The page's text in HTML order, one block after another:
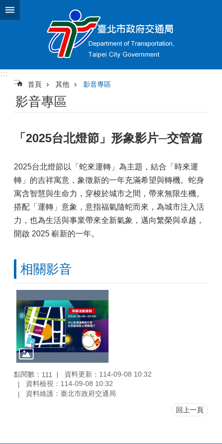
跳到主要內容區塊
:::
:::
首頁 其他 影音專區
影音專區
「2025台北燈節」形象影片─交管篇
2025台北燈節以「蛇來運轉」為主題，結合「時來運
轉」的吉祥寓意，象徵新的一年充滿希望與轉機。蛇身
寓含智慧與生命力，穿梭於城市之間，帶來無限生機。
搭配「運轉」意象，意指福氣隨蛇而來，為城市注入活
力，也為生活與事業帶來全新氣象，邁向繁榮與卓越，
開啟 2025 嶄新的一年。
相關影音
點閱數： 111
資料更新：114-09-08 10:32
資料檢視：114-09-08 10:32
資料維護：臺北市政府交通局
回上一頁